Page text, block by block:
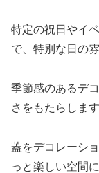
特定の祝日やイ
で、特別な日の
季節感のあるデ
さをもたらします
蓋をデコレーシ
っと楽しい空間